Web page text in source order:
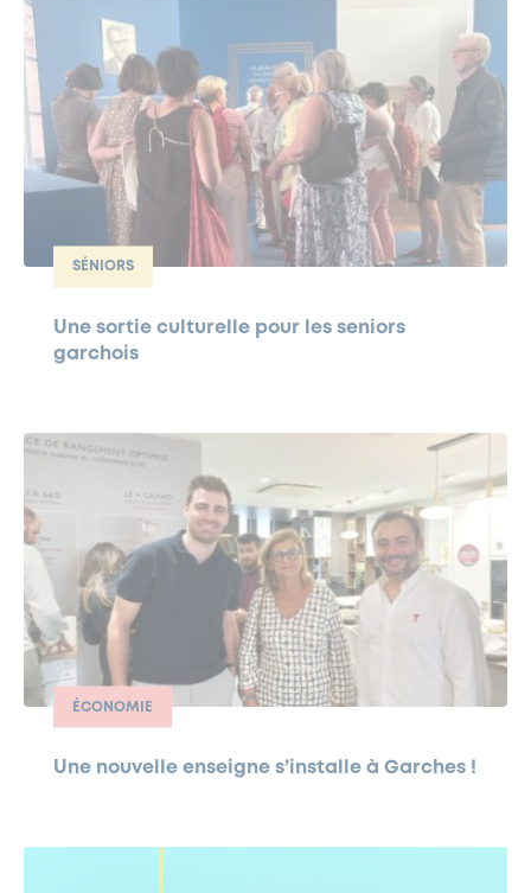
SÉNIORS
Une sortie culturelle pour les seniors
garchois
ÉCONOMIE
Une nouvelle enseigne s’installe à Garches !